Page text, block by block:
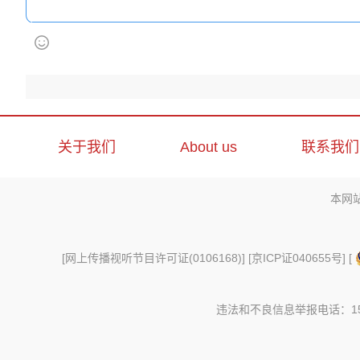
关于我们 About us 联系我们
本网
[网上传播视听节目许可证(0106168)] [京ICP证040655号] [
违法和不良信息举报电话：